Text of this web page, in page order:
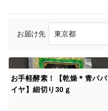
お届け先
お手軽酵素！【乾燥＊青パパ
イヤ】細切り30ｇ